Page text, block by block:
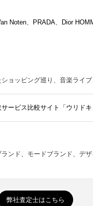
Noten、 PRADA、 Dior
ョッピング巡り、音楽ライ
ービス比較サイト「ウリドキ
ンド、モードブランド、デ
弊社査定士はこちら